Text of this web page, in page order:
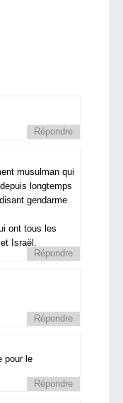
Répondre
musulman qui
longtemps
gendarme
ont tous les
Israël.
Répondre
Répondre
pour le
Répondre